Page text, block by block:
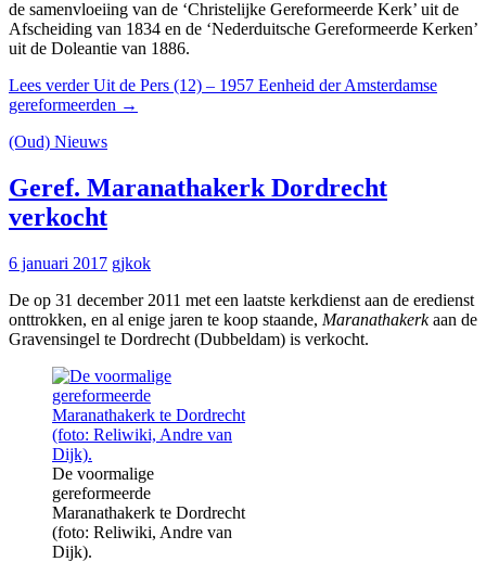
de samenvloeiing van de ‘Christelijke Gereformeerde Kerk’ uit de
Afscheiding van 1834 en de ‘Nederduitsche Gereformeerde Kerken’
uit de Doleantie van 1886.
Lees verderUit de Pers (12) – 1957 Eenheid der Amsterdamse
gereformeerden →
(Oud) Nieuws
Geref. Maranathakerk Dordrecht
verkocht
6 januari 2017 gjkok
De op 31 december 2011 met een laatste kerkdienst aan de eredienst
onttrokken, en al enige jaren te koop staande, Maranathakerkaan de
Gravensingel te Dordrecht (Dubbeldam) is verkocht.
De voormalige
gereformeerde
Maranathakerk te Dordrecht
(foto: Reliwiki, Andre van
Dijk).